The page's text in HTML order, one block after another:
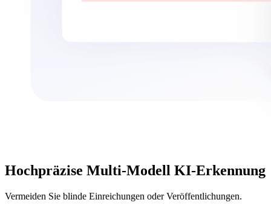
Hochpräzise Multi-Modell KI-Erkennung
Vermeiden Sie blinde Einreichungen oder Veröffentlichungen.